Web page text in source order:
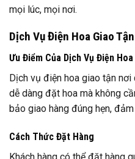
mọi lúc, mọi nơi.
Dịch Vụ Điện Hoa Giao
Ưu Điểm Của Dịch Vụ Điện
Dịch vụ điện hoa giao tận nơi
dễ dàng đặt hoa mà không
bảo giao hàng đúng hẹn,
Cách Thức Đặt Hàng